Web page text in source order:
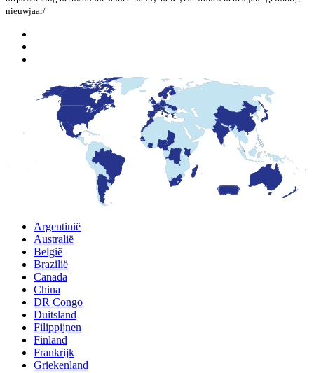
nieuwjaar/
Argentinië
Australië
België
Brazilië
Canada
China
DR Congo
Duitsland
Filippijnen
Finland
Frankrijk
Griekenland